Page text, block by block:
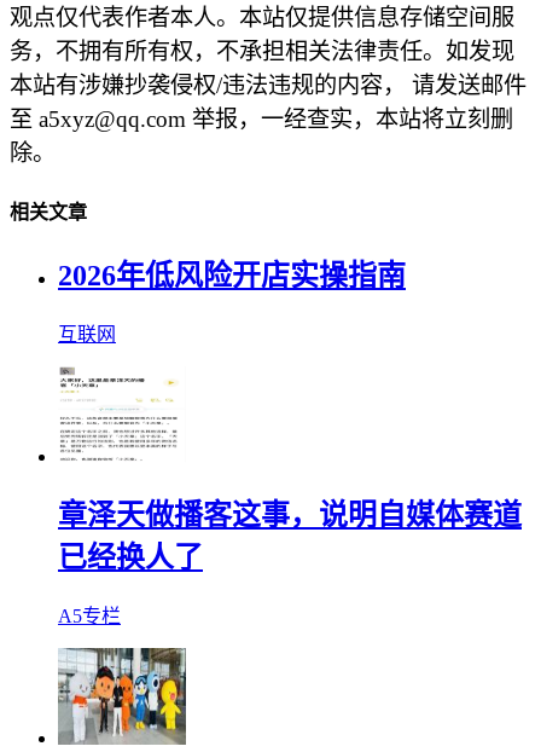
观点仅代表作者本人。本站仅提供信息存储空间服
务，不拥有所有权，不承担相关法律责任。如发现
本站有涉嫌抄袭侵权/违法违规的内容， 请发送邮件
至 a5xyz@qq.com 举报，一经查实，本站将立刻删
除。
相关文章
2026年低风险开店实操指南
互联网
章泽天做播客这事，说明自媒体赛道
已经换人了
A5专栏